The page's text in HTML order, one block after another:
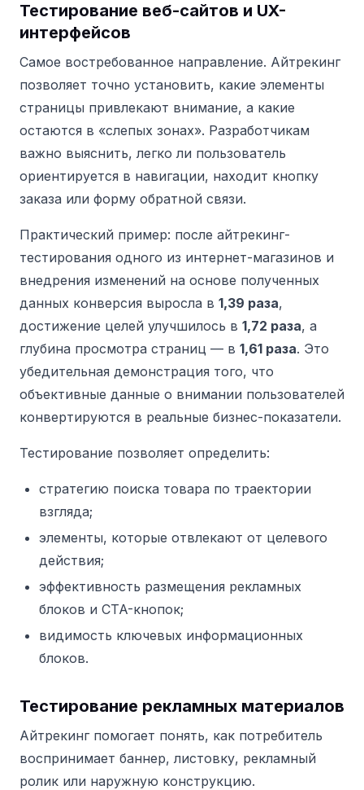
Тестирование веб-сайтов и UX-
интерфейсов
Самое востребованное направление. Айтрекинг
позволяет точно установить, какие элементы
страницы привлекают внимание, а какие
остаются в «слепых зонах». Разработчикам
важно выяснить, легко ли пользователь
ориентируется в навигации, находит кнопку
заказа или форму обратной связи.
Практический пример: после айтрекинг-
тестирования одного из интернет-магазинов и
внедрения изменений на основе полученных
данных конверсия выросла в 1,39 раза,
достижение целей улучшилось в 1,72 раза, а
глубина просмотра страниц — в 1,61 раза. Это
убедительная демонстрация того, что
объективные данные о внимании пользователей
конвертируются в реальные бизнес-показатели.
Тестирование позволяет определить:
стратегию поиска товара по траектории
взгляда;
элементы, которые отвлекают от целевого
действия;
эффективность размещения рекламных
блоков и CTA-кнопок;
видимость ключевых информационных
блоков.
Тестирование рекламных материалов
Айтрекинг помогает понять, как потребитель
воспринимает баннер, листовку, рекламный
ролик или наружную конструкцию.